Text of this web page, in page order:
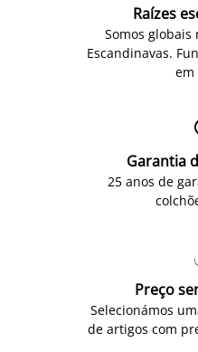
Raízes
Somos globais
Escandinavas.
em
Garantia
25 anos de
Preço
Selecionámos
de artigos com